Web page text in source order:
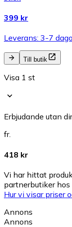
399 kr
Leverans: 3-7
Till butik
Visa 1 st
Erbjudande utan
fr.
418 kr
Vi har hittat
partnerbutiker
Hur vi visar priser
Annons
Annons